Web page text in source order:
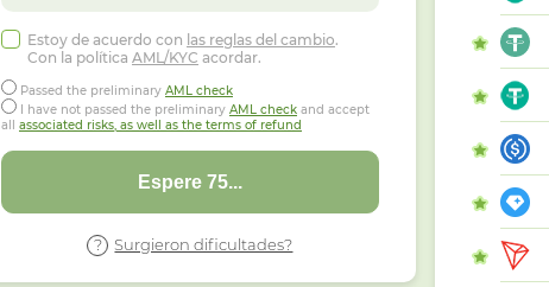
Estoy de acuerdo con las reglas del cambio.
Con la política AML/KYC acordar.
Passed the preliminary AML check
I have not passed the preliminary AML checkand accept
all associated risks, as well as the terms of refund
Espere 63...
Surgieron dificultades?